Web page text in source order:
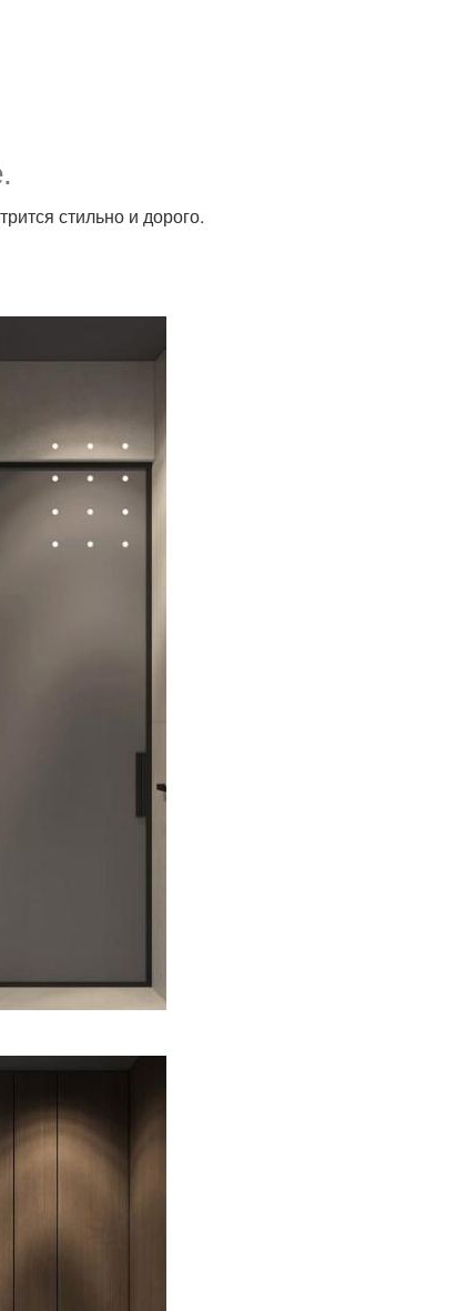
стильно и дорого.